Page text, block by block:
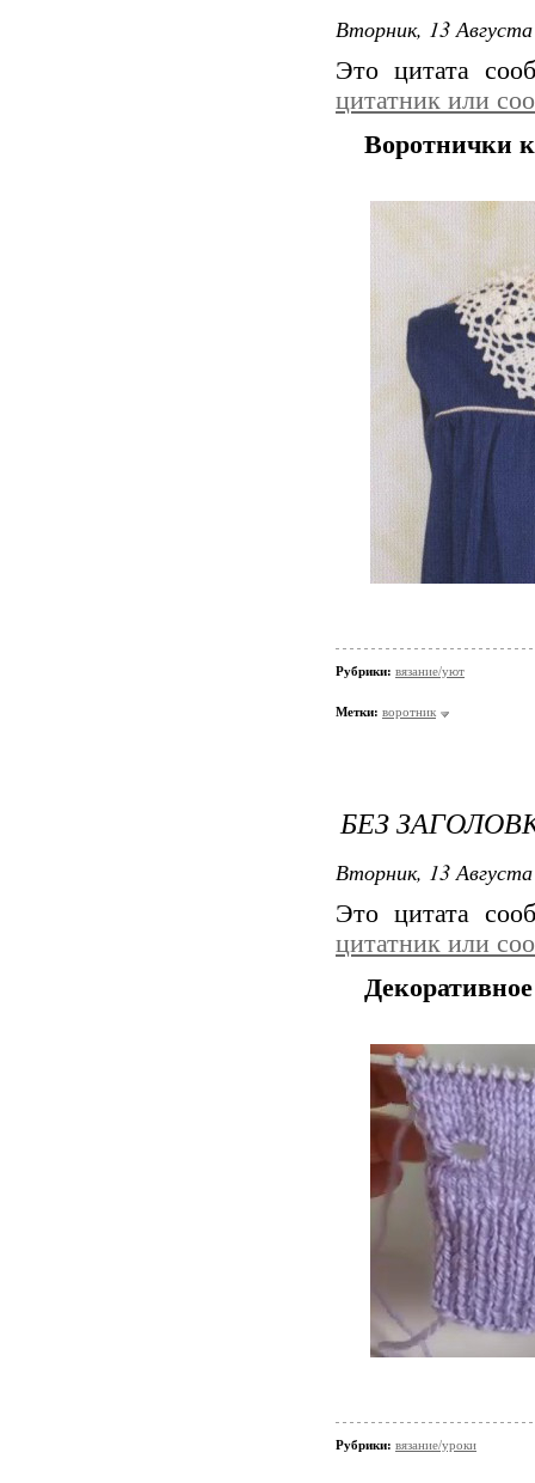
Вторник, 13
Это цитата
цитатник или
Воротнички
Рубрики: вязание/уют
Метки: воротник
БЕЗ
Вторник, 13
Это цитата
цитатник или
Рубрики: вязание/уроки